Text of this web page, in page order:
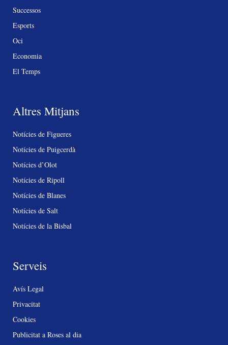
Successos
Esports
Oci
Economia
El Temps
Altres Mitjans
Notícies de Figueres
Notícies de Puigcerdà
Notícies d’Olot
Notícies de Ripoll
Notícies de Blanes
Notícies de Salt
Notícies de la Bisbal
Serveis
Avís Legal
Privacitat
Cookies
Publicitat a Roses al dia